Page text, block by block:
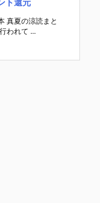
ト還元
真夏の涼読まと
われて ...